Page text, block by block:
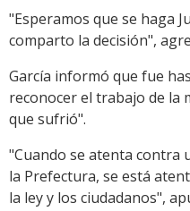
"Esperamos que se haga
comparto la decisión",
García informó que fue
reconocer el trabajo de la
que sufrió".
"Cuando se atenta contra
la Prefectura, se está
la ley y los ciudadanos",